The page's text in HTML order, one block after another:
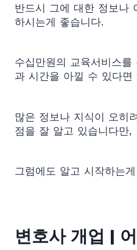
반드시 그에 대한 정보나
하시는게 좋습니다.
수십만원의 교육서비스
과 시간을 아낄 수 있다면
많은 정보나 지식이 오히
점을 잘 알고 있습니다만,
그럼에도 알고 시작하는
변호사 개업 |